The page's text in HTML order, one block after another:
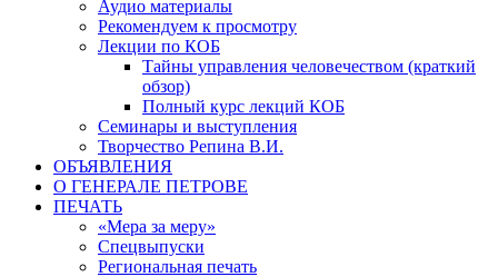
Аудио материалы
Рекомендуем к просмотру
Лекции по КОБ
Тайны управления человечеством (краткий
обзор)
Полный курс лекций КОБ
Семинары и выступления
Творчество Репина В.И.
ОБЪЯВЛЕНИЯ
О ГЕНЕРАЛЕ ПЕТРОВЕ
ПЕЧАТЬ
«Мера за меру»
Спецвыпуски
Региональная печать